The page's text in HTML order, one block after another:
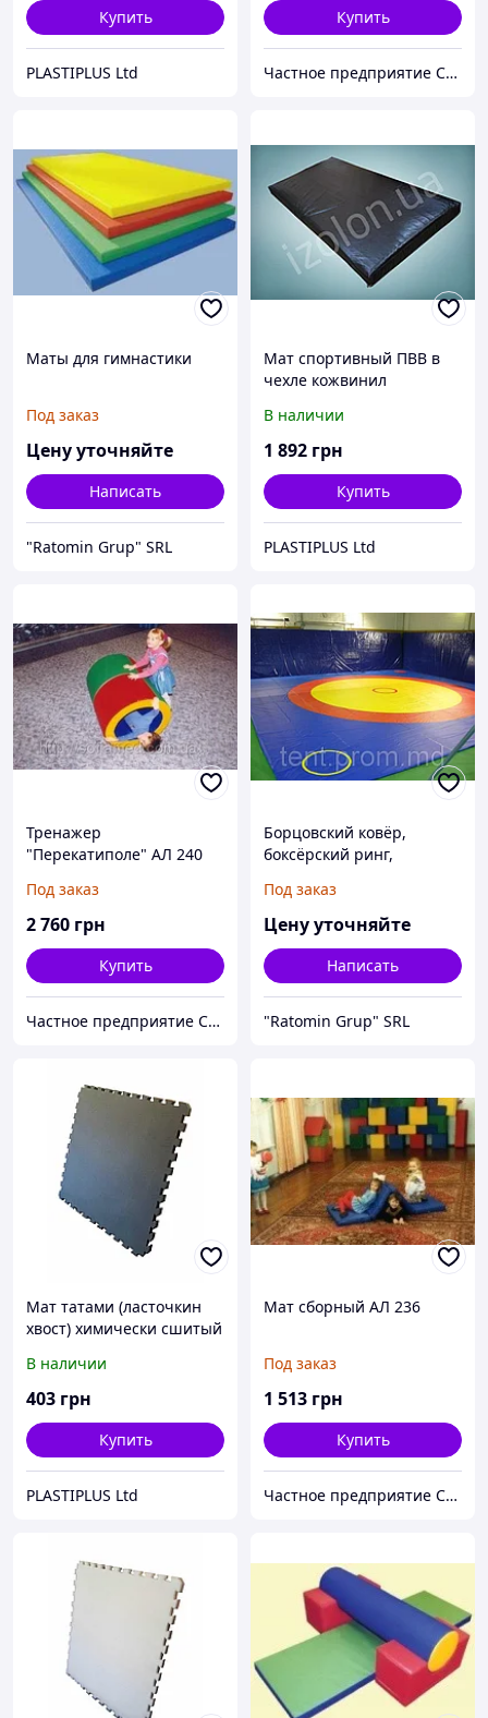
Купить
PLASTIPLUS Ltd
Купить
Частное предприятие София Мед
Маты для гимнастики
Под заказ
Цену уточняйте
Написать
"Ratomin Grup" SRL
Мат спортивный ПВВ в
чехле кожвинил
В наличии
1 892 грн
Купить
PLASTIPLUS Ltd
Тренажер
"Перекатиполе" АЛ 240
Под заказ
2 760 грн
Купить
Частное предприятие София Мед
Борцовский ковёр,
боксёрский ринг,
гимнастические маты,
боксёрские груши,
макивары
Под заказ
Цену уточняйте
Написать
"Ratomin Grup" SRL
Мат татами (ласточкин
хвост) химически сшитый
100х100х30мм.
В наличии
403 грн
Купить
PLASTIPLUS Ltd
Мат сборный АЛ 236
Под заказ
1 513 грн
Купить
Частное предприятие София Мед